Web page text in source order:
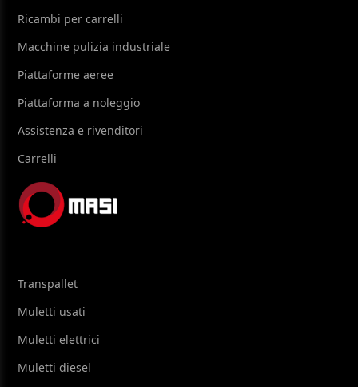
Ricambi per carrelli
Macchine pulizia industriale
Piattaforme aeree
Piattaforma a noleggio
Assistenza e rivenditori
Carrelli
Transpallet
Muletti usati
Muletti elettrici
Muletti diesel